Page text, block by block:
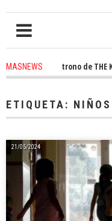
MASNEWSel trono de THE KING
ETIQUETA: NIÑOS
21/05/2024